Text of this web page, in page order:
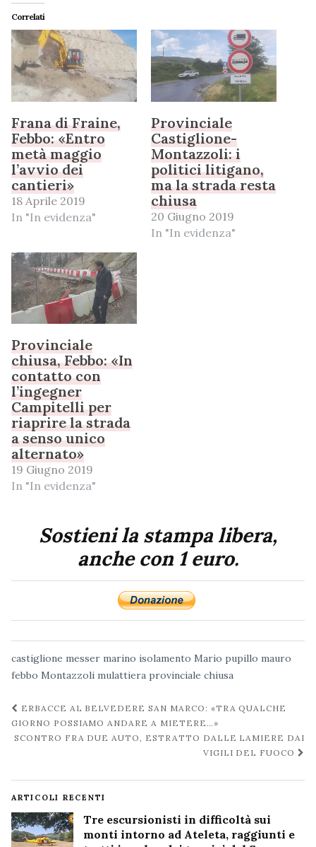
Correlati
Frana di Fraine,
Febbo: «Entro
metà maggio
l’avvio dei
cantieri»
18 Aprile 2019
In "In evidenza"
Provinciale
Castiglione-
Montazzoli: i
politici litigano,
ma la strada resta
chiusa
20 Giugno 2019
In "In evidenza"
Provinciale
chiusa, Febbo: «In
contatto con
l’ingegner
Campitelli per
riaprire la strada
a senso unico
alternato»
19 Giugno 2019
In "In evidenza"
Sostieni la stampa libera,
anche con 1 euro.
castiglione messer marino isolamento Mario pupillo mauro
febbo Montazzoli mulattiera provinciale chiusa
Navigazione
post
ERBACCE AL BELVEDERE SAN MARCO: «TRA QUALCHE
GIORNO POSSIAMO ANDARE A MIETERE…»
SCONTRO FRA DUE AUTO, ESTRATTO DALLE LAMIERE DAI
VIGILI DEL FUOCO
ARTICOLI RECENTI
Tre escursionisti in difficoltà sui
monti intorno ad Ateleta, raggiunti e